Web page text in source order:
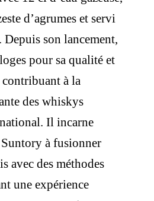
d’agrumes et servi
Depuis son lancement,
pour sa qualité et
à la
des whiskys
Il incarne
Suntory à fusionner
avec des méthodes
une expérience